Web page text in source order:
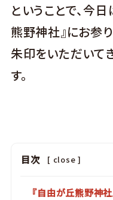
ということで、今
熊野神社』にお参
朱印をいただいて
す。
目次 [ close ]
『自由が丘熊野神社